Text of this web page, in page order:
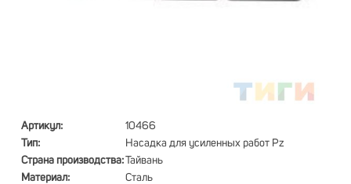
Артикул:
10466
Тип:
Насадка для усиленных работ Pz
Страна производства:Тайвань
Материал:
Сталь